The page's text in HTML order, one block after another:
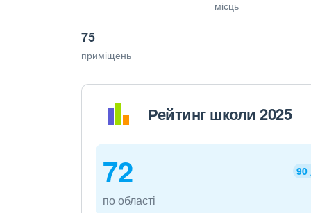
місць
75
приміщень
Рейтинг школи 2025
72 90
по області